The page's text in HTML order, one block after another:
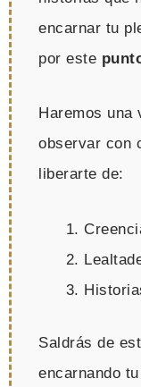
encarnar tu
por este
Haremos una
observar con
liberarte de:
Saldrás de
encarnando